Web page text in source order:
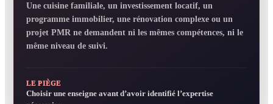
Une cuisine familiale, un investissement locatif, un
programme immobilier, une rénovation complexe ou un
projet PMR ne demandent ni les mêmes compétences, ni le
même niveau de suivi.
LE PIÈGE
Choisir une enseigne avant d’avoir identifié l’expertise